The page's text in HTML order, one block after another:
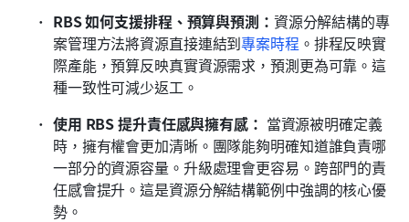
RBS 如何支援排程、預算與預測： 資源分解結構的專
案管理方法將資源直接連結到專案時程 。排程反映實
際產能，預算反映真實資源需求，預測更為可靠。這
種一致性可減少返工。
使用 RBS 提升責任感與擁有感： 當資源被明確定義
時，擁有權會更加清晰。團隊能夠明確知道誰負責哪
一部分的資源容量。升級處理會更容易。跨部門的責
任感會提升。這是資源分解結構範例中強調的核心優
勢。